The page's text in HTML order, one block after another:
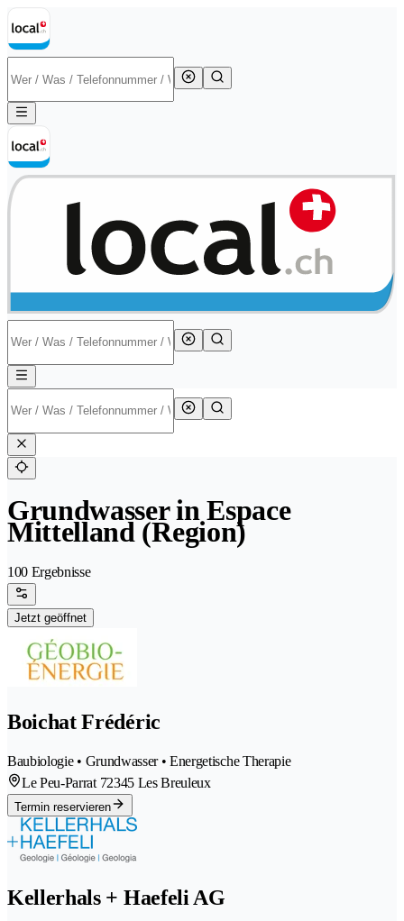
Grundwasser in Espace
Mittelland (Region)
100 Ergebnisse
Jetzt geöffnet
Boichat Frédéric
Baubiologie • Grundwasser • Energetische Therapie
Le Peu-Parrat 72345 Les Breuleux
Termin reservieren
Kellerhals + Haefeli AG